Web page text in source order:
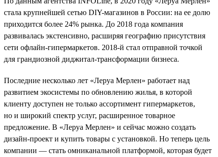
стала крупнейшей сетью DIY-магазинов в России: на ее долю
приходится более 24% рынка. До 2018 года компания
развивалась экстенсивно, расширяя географию присутствия
сети офлайн-гипермаркетов. 2018-й стал отправной точкой
для грандиозной диджитал-трансформации бизнеса.
Последние несколько лет «Леруа Мерлен» работает над
развитием экосистемы по обновлению жилья, в которой
клиенту доступен не только ассортимент гипермаркетов,
но и широкий спектр услуг, расширенное товарное
предложение. В «Леруа Мерлен» и сейчас можно создать
дизайн-проект и купить товары с установкой. Но теперь цель
компании — стать омниканальной платформой, которая будет